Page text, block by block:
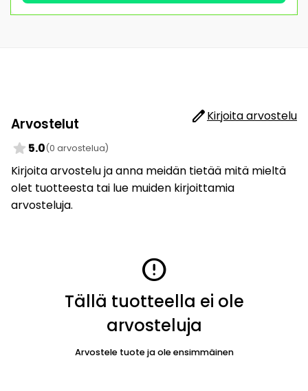
Arvostelut editKirjoita arvostelu
star 5.0(0 arvostelua)
Kirjoita arvostelu ja anna meidän tietää mitä mieltä
olet tuotteesta tai lue muiden kirjoittamia
arvosteluja.
error
Tällä tuotteella ei ole
arvosteluja
Arvostele tuote ja ole ensimmäinen